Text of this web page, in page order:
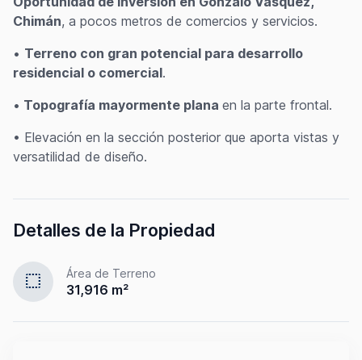
Chimán, a pocos metros de comercios y servicios.
• Terreno con gran potencial para desarrollo
residencial o comercial.
• Topografía mayormente plana en la parte frontal.
• Elevación en la sección posterior que aporta vistas y
versatilidad de diseño.
Detalles de la Propiedad
select Área de Terreno
31,916 m²